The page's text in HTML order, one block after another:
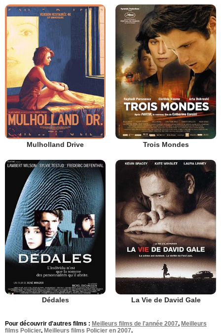
Mulholland Drive Trois Mondes
Dédales La Vie de David Gale
Pour découvrir d'autres films : Meilleurs films de l'année 2007, Meilleurs
films Policier, Meilleurs films Policier en 2007.